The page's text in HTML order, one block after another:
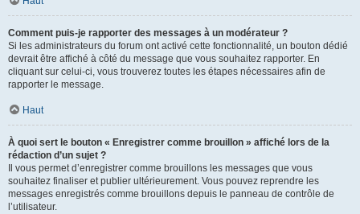
Comment puis-je rapporter des messages à un modérateur ?
Si les administrateurs du forum ont activé cette fonctionnalité, un bouton dédié
devrait être affiché à côté du message que vous souhaitez rapporter. En
cliquant sur celui-ci, vous trouverez toutes les étapes nécessaires afin de
rapporter le message.
Haut
À quoi sert le bouton « Enregistrer comme brouillon » affiché lors de la
rédaction d’un sujet ?
Il vous permet d’enregistrer comme brouillons les messages que vous
souhaitez finaliser et publier ultérieurement. Vous pouvez reprendre les
messages enregistrés comme brouillons depuis le panneau de contrôle de
l’utilisateur.